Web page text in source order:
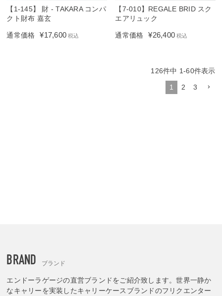
【1-145】 財 - TAKARA コンパ
クト財布 嘉玄
通常価格 ¥17,600 税込
【7-010】REGALE BRID スク
エアリュック
通常価格 ¥26,400 税込
126件中 1-60件表示
1 2 3
BRAND ブランド
エンドーラゲージの直営ブランドをご紹介致します。世界一静か
なキャリーを実装したキャリーケースブランドのフリクエンター